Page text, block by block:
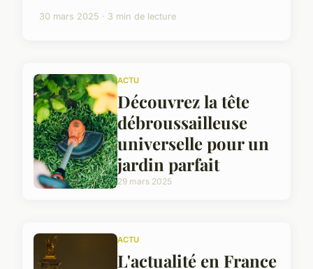
30 mars 2025 · 3 min de lecture
ACTU
Découvrez la tête
débroussailleuse
universelle pour un
jardin parfait
29 mars 2025
ACTU
L'actualité en France